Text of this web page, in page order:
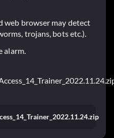
web browser may detect
trojans, bots etc.).
alarm.